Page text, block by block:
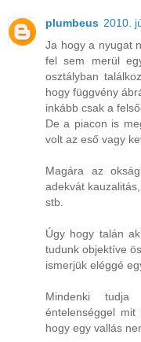
plumbeus 2010.
Ja hogy a nyugat
fel sem merül
osztályban
hogy függvény
inkább csak a
De a piacon is
volt az eső vagy
Magára az
adekvát
stb.
Úgy hogy talán
tudunk objektíve
ismerjük eléggé
Mindenki
éntelenséggel
hogy egy vallás